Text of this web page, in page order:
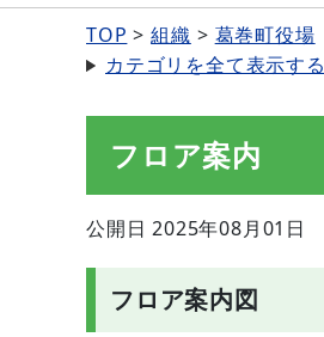
TOP 組織
葛巻町役場
カテゴリを全て表示する
フロア案内
公開日 2025年08月01日
フロア案内図